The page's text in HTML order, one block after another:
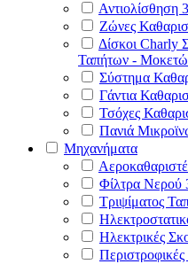
Αντιολίσθηση
Ζώνες
Δίσκοι Charly
Ταπήτων -
Σύστημα
Γάντια
Τσόχες
Πανιά
Μηχανήματα
Φίλτρα Νερού
Τριψίματος
Ηλεκτρικές